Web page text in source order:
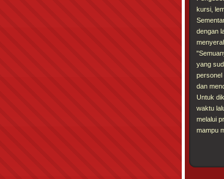
kursi,
dengan
yang
personel
dan
Untuk
waktu
melalui
mampu